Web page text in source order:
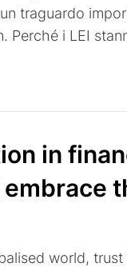
traguardo
Perché i LEI
in
world,